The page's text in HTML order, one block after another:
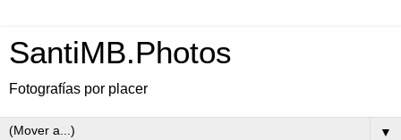
SantiMB.Photos
Fotografías por placer
▼